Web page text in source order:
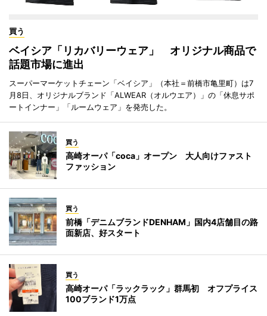
買う
ベイシア「リカバリーウェア」 オリジナル商品で
話題市場に進出
スーパーマーケットチェーン「ベイシア」（本社＝前橋市亀里町）は7
月8日、オリジナルブランド「ALWEAR（オルウエア）」の「休息サポ
ートインナー」「ルームウェア」を発売した。
買う
高崎オーパ「coca」オープン 大人向けファスト
ファッション
買う
前橋「デニムブランドDENHAM」国内4店舗目の路
面新店、好スタート
買う
高崎オーパ「ラックラック」群馬初 オフプライス
100ブランド1万点